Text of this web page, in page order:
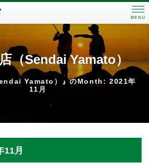
MENU
（Sendai Yamato）
Yamato）』のMonth: 2021年
11月
11月